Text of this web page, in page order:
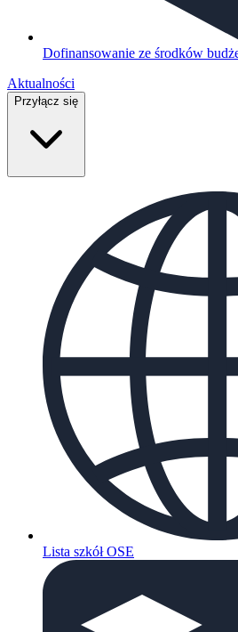
Dofinansowanie ze środków
Aktualności
Przyłącz się
Lista szkół OSE